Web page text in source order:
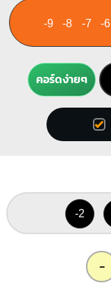
-9 -8 -7 -6
คอร์ดง่ายๆ
-2
-